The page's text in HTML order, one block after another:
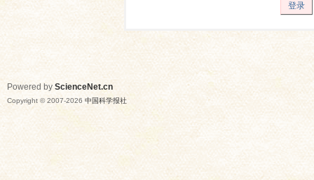
登录
Powered by ScienceNet.cn
Copyright © 2007-2026 中国科学报社